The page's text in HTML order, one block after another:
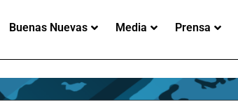
Buenas Nuevas Media Prensa